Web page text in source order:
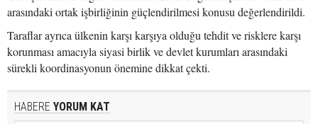
arasındaki ortak işbirliğinin güçlendirilmesi konusu değerlendirildi.
Taraflar ayrıca ülkenin karşı karşıya olduğu tehdit ve risklere karşı
korunması amacıyla siyasi birlik ve devlet kurumları arasındaki
sürekli koordinasyonun önemine dikkat çekti.
HABERE YORUM KAT